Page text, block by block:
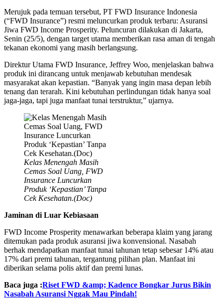
Merujuk pada temuan tersebut, PT FWD Insurance Indonesia
(“FWD Insurance”) resmi meluncurkan produk terbaru: Asuransi
Jiwa FWD Income Prosperity. Peluncuran dilakukan di Jakarta,
Senin (25/5), dengan target utama memberikan rasa aman di tengah
tekanan ekonomi yang masih berlangsung.
Direktur Utama FWD Insurance, Jeffrey Woo, menjelaskan bahwa
produk ini dirancang untuk menjawab kebutuhan mendesak
masyarakat akan kepastian. “Banyak yang ingin masa depan lebih
tenang dan terarah. Kini kebutuhan perlindungan tidak hanya soal
jaga-jaga, tapi juga manfaat tunai terstruktur,” ujarnya.
Kelas Menengah Masih
Cemas Soal Uang, FWD
Insurance Luncurkan
Produk ‘Kepastian’ Tanpa
Cek Kesehatan.(Doc)
Jaminan di Luar Kebiasaan
FWD Income Prosperity menawarkan beberapa klaim yang jarang
ditemukan pada produk asuransi jiwa konvensional. Nasabah
berhak mendapatkan manfaat tunai tahunan tetap sebesar 14% atau
17% dari premi tahunan, tergantung pilihan plan. Manfaat ini
diberikan selama polis aktif dan premi lunas.
Baca juga :Riset FWD &amp; Kadence Bongkar Jurus Bikin
Nasabah Asuransi Nggak Mau Pindah!